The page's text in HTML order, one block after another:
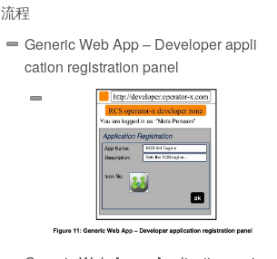
流程
Generic Web App – Developer appli
cation registration panel